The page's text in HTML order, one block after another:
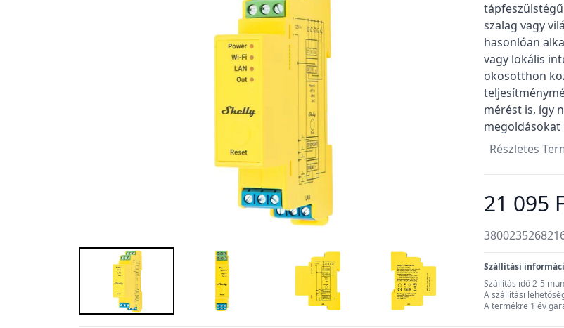
tápfeszülstégű
szalag vagy
hasonlóan
vagy lokális
okosotthon
mérést is, így
megoldásokat
Részletes
21 095
Szállítási
Szállítás idő 2-5
A szállítási
A termékre 1 év